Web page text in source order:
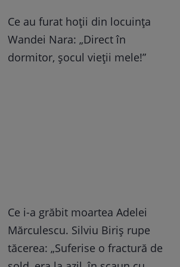
Ce au furat hoții din locuința
Wandei Nara: „Direct în
dormitor, șocul vieții mele!”
Ce i-a grăbit moartea Adelei
Mărculescu. Silviu Biriș rupe
tăcerea: „Suferise o fractură de